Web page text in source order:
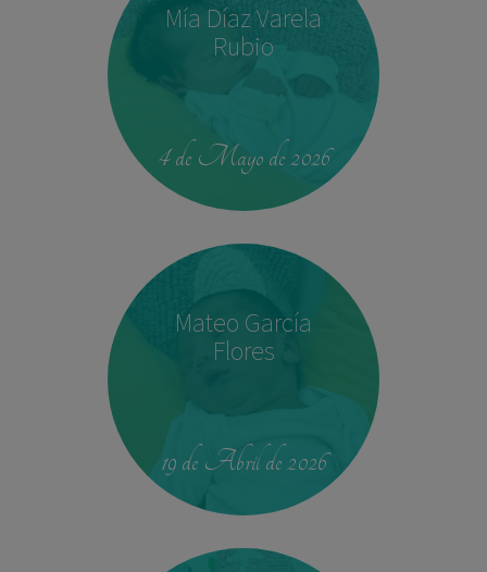
Mía Díaz Varela
Rubio
4 de Mayo de 2026
Mateo García
Flores
19 de Abril de 2026